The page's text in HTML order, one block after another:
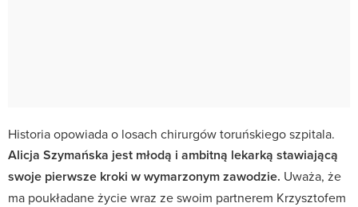
Historia opowiada o losach chirurgów toruńskiego szpitala.
Alicja Szymańska jest młodą i ambitną lekarką stawiającą
swoje pierwsze kroki w wymarzonym zawodzie. Uważa, że
ma poukładane życie wraz ze swoim partnerem Krzysztofem